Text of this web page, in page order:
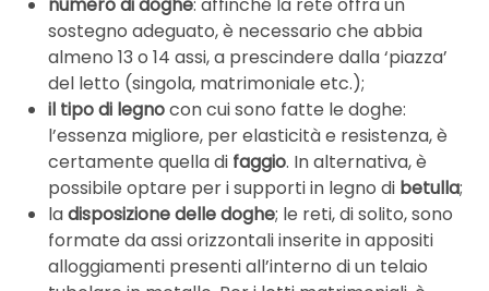
sostegno adeguato, è necessario che abbia
almeno 13 o 14 assi, a prescindere dalla ‘piazza’
del letto (singola, matrimoniale etc.);
il tipo di legnocon cui sono fatte le doghe:
l’essenza migliore, per elasticità e resistenza, è
certamente quella di faggio. In alternativa, è
possibile optare per i supporti in legno di betulla;
ladisposizione delle doghe; le reti, di solito, sono
formate da assi orizzontali inserite in appositi
alloggiamenti presenti all’interno di un telaio